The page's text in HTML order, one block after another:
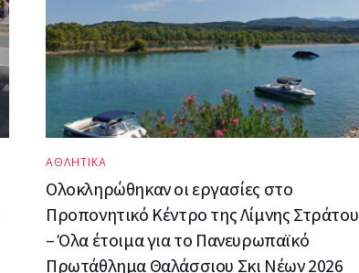
ΑΘΛΗΤΙΚΑ
Ολοκληρώθηκαν οι εργασίες στο
Προπονητικό Κέντρο της Λίμνης Στράτου
– Όλα έτοιμα για το Πανευρωπαϊκό
Πρωτάθλημα Θαλάσσιου Σκι Νέων 2026